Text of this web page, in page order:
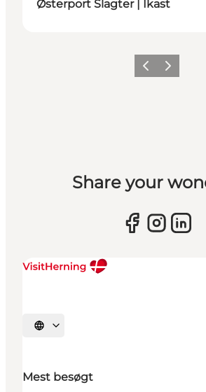
Østerport Slagter | Ikast
Forrige billede
Næste
Share your
Vælg sprog
Mest besøgt